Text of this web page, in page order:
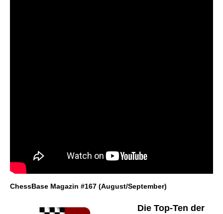
ChessBase Magazin #167 (August/September)
Die Top-Ten der